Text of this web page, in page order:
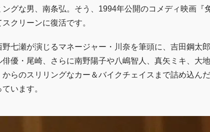
ングな男、南条弘。そう、1994年公開のコメディ映画『
クリーンに復活です。
野七瀬が演じるマネージャー・川奈を筆頭に、吉田鋼太
俳優・尾崎、さらに南野陽子や八嶋智人、真矢ミキ、大
らのスリリングなカー＆バイクチェイスまで詰め込ん
います。